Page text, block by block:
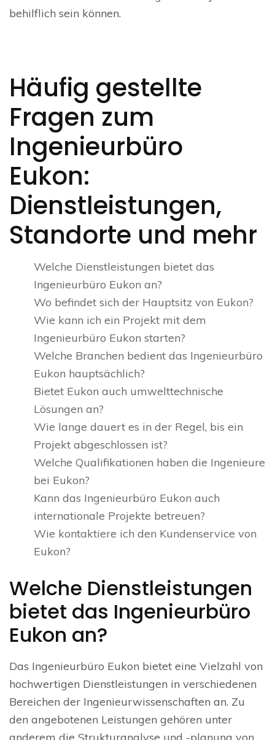
behilflich sein können.
Häufig gestellte
Fragen zum
Ingenieurbüro
Eukon:
Dienstleistungen,
Standorte und mehr
Welche Dienstleistungen bietet das
Ingenieurbüro Eukon an?
Wo befindet sich der Hauptsitz von Eukon?
Wie kann ich ein Projekt mit dem
Ingenieurbüro Eukon starten?
Welche Branchen bedient das Ingenieurbüro
Eukon hauptsächlich?
Bietet Eukon auch umwelttechnische
Lösungen an?
Wie lange dauert es in der Regel, bis ein
Projekt abgeschlossen ist?
Welche Qualifikationen haben die Ingenieure
bei Eukon?
Kann das Ingenieurbüro Eukon auch
internationale Projekte betreuen?
Wie kontaktiere ich den Kundenservice von
Eukon?
Welche Dienstleistungen
bietet das Ingenieurbüro
Eukon an?
Das Ingenieurbüro Eukon bietet eine Vielzahl von
hochwertigen Dienstleistungen in verschiedenen
Bereichen der Ingenieurwissenschaften an. Zu
den angebotenen Leistungen gehören unter
anderem die Strukturanalyse und -planung von